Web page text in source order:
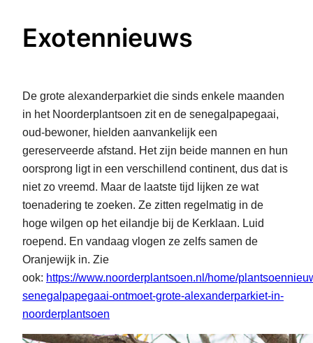
Exotennieuws
De grote alexanderparkiet die sinds enkele maanden
in het Noorderplantsoen zit en de senegalpapegaai,
oud-bewoner, hielden aanvankelijk een
gereserveerde afstand. Het zijn beide mannen en hun
oorsprong ligt in een verschillend continent, dus dat is
niet zo vreemd. Maar de laatste tijd lijken ze wat
toenadering te zoeken. Ze zitten regelmatig in de
hoge wilgen op het eilandje bij de Kerklaan. Luid
roepend. En vandaag vlogen ze zelfs samen de
Oranjewijk in. Zie
ook: https://www.noorderplantsoen.nl/home/
senegalpapegaai-ontmoet-grote-alexanderparkiet-in-
noorderplantsoen